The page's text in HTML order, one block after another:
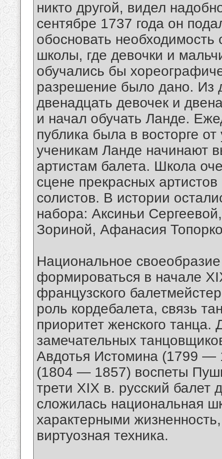
никто другой, видел
сентябре 1737 года он
обосновать
школы, где девочки и
обучались бы
разрешение было дано. Из
двенадцать девочек и
и начал обучать Ланде.
публика была в восторге
ученикам Ланде начинают
артистам балета. Школа
сцене прекрасных
солистов. В истории
набора: Аксиньи
Зориной, Афанасия
Национальное
формироваться в начале
французского
роль кордебалета, связь
приоритет женского танца.
замечательных
Авдотья Истомина (1799 —
(1804 — 1857) воспеты
трети XIX в. русский балет
сложилась национальная
характерными
виртуозная техника.